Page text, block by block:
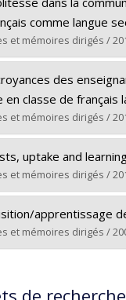
:Doctorat
obtenu :Ph. D.
le document dans
comme langue
et mémoires dirigés /
:Bae, Jin Ah
:Doctorat
obtenu :Ph. D.
le document dans
des
en classe de français
et mémoires dirigés /
:Mohamed
: Doctorat
obtenu :Ph. D.
le document dans
uptake and
et mémoires dirigés /
:Taddarth,
: Maîtrise
obtenu :M.A.
apprentissage
et mémoires dirigés /
:
Maîtrise
de recherche